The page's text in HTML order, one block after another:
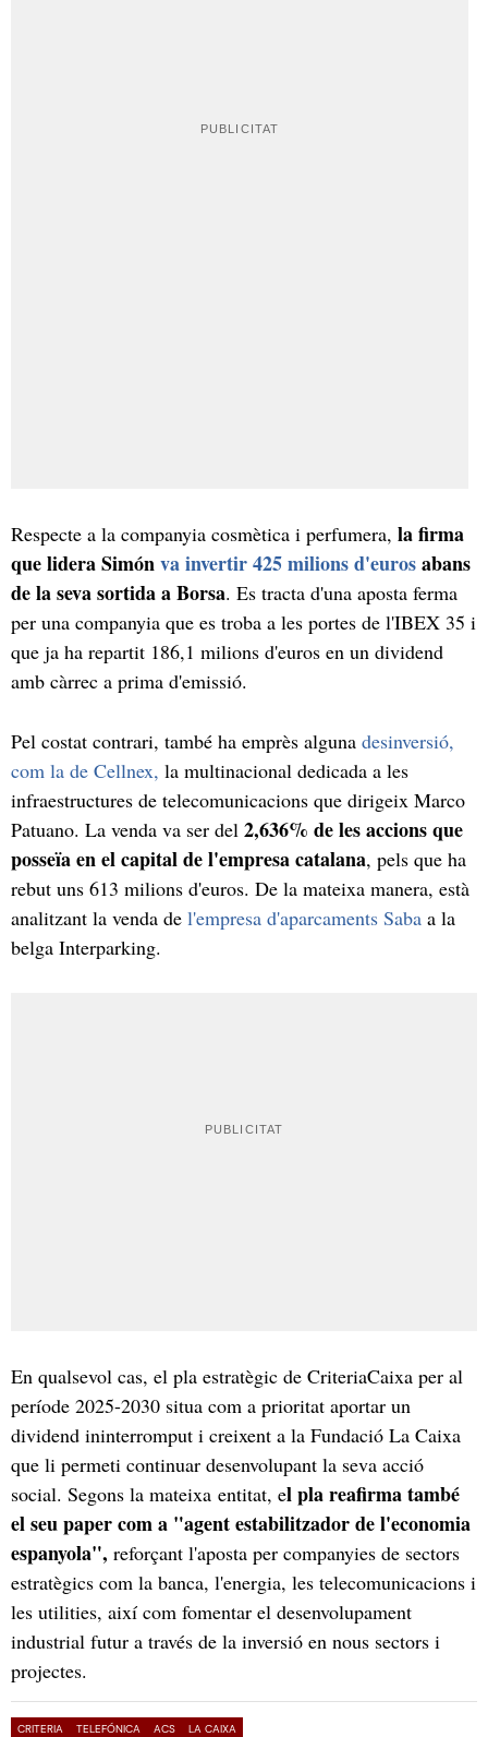
Respecte a la companyia cosmètica i perfumera, la firma
que lidera Simónva invertir 425 milions d'eurosabans
de la seva sortida a Borsa. Es tracta d'una aposta ferma
per una companyia que es troba a les portes de l'IBEX 35 i
que ja ha repartit 186,1 milions d'euros en un dividend
amb càrrec a prima d'emissió.
Pel costat contrari, també ha emprès alguna desinversió,
com la de Cellnex, la multinacional dedicada a les
infraestructures de telecomunicacions que dirigeix Marco
Patuano. La venda va ser del 2,636% de les accions que
posseïa en el capital de l'empresa catalana, pels que ha
rebut uns 613 milions d'euros. De la mateixa manera, està
analitzant la venda de l'empresa d'aparcaments Saba a la
belga Interparking.
En qualsevol cas, el pla estratègic de CriteriaCaixa per al
període 2025-2030 situa com a prioritat aportar un
dividend ininterromput i creixent a la Fundació La Caixa
que li permeti continuar desenvolupant la seva acció
social. Segons la mateixa entitat, el pla reafirma també
el seu paper com a "agent estabilitzador de l'economia
espanyola", reforçant l'aposta per companyies de sectors
estratègics com la banca, l'energia, les telecomunicacions i
les utilities, així com fomentar el desenvolupament
industrial futur a través de la inversió en nous sectors i
projectes.
CRITERIA TELEFÓNICA ACS LA CAIXA